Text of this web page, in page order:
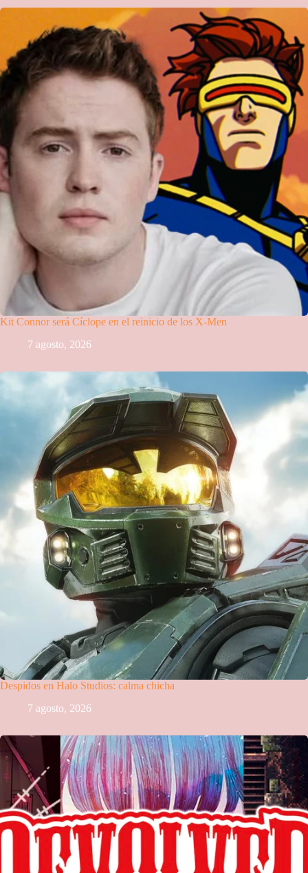
Kit Connor será Cíclope en el reinicio de los X-Men
7 agosto, 2026
Despidos en Halo Studios: calma chicha
7 agosto, 2026